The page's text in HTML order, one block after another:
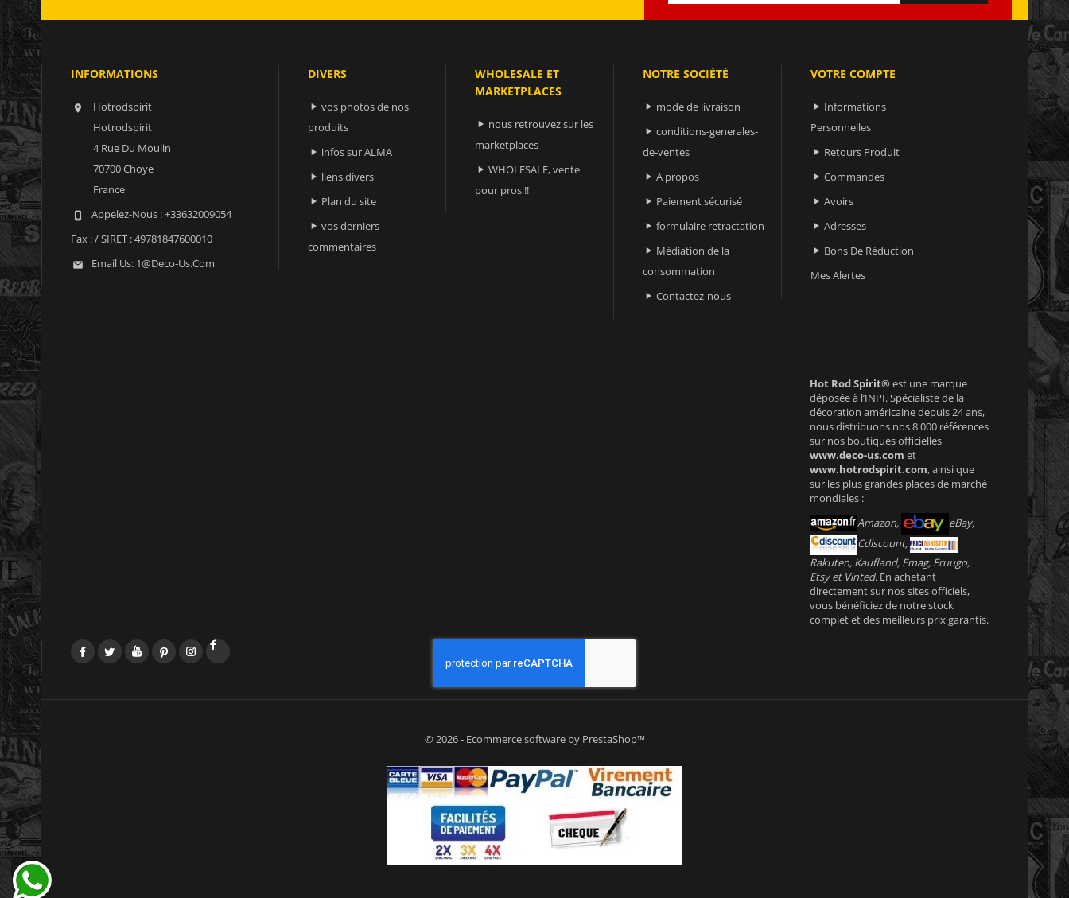
INFORMATIONS

Hotrodspirit
Hotrodspirit
4 Rue Du Moulin
70700 Choye
France
 Appelez-Nous :+33632009054
Fax :/ SIRET : 49781847600010
 Email Us: 1@deco-Us.com
DIVERS
 vos photos de nos
produits
 infos sur ALMA
 liens divers
 Plan du site
 vos derniers
commentaires
WHOLESALE ET
MARKETPLACES
 nous retrouvez sur les
marketplaces
 WHOLESALE, vente
pour pros !!
NOTRE SOCIÉTÉ
 mode de livraison
 conditions-generales-
de-ventes
 A propos
 Paiement sécurisé
 formulaire retractation
 Médiation de la
consommation
 Contactez-nous
VOTRE COMPTE
 Informations
Personnelles
 Retours Produit
 Commandes
 Avoirs
 Adresses
 Bons De Réduction
Mes Alertes
Hot Rod Spirit®est une marque
déposée à l’INPI. Spécialiste de la
décoration américaine depuis 24 ans,
nous distribuons nos 8 000 références
sur nos boutiques officielles
www.deco-us.com et
www.hotrodspirit.com, ainsi que
sur les plus grandes places de marché
mondiales :
Amazon,
eBay,
Cdiscount,
Rakuten, Kaufland, Emag, Fruugo,
Etsy et Vinted. En achetant
directement sur nos sites officiels,
vous bénéficiez de notre stock
complet et des meilleurs prix garantis.
FacebookTwitterYouTubePinterestInstagram
© 2026 - Ecommerce software by PrestaShop™